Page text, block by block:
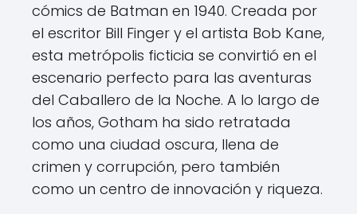
cómics de Batman en 1940. Creada por
el escritor Bill Finger y el artista Bob Kane,
esta metrópolis ficticia se convirtió en el
escenario perfecto para las aventuras
del Caballero de la Noche. A lo largo de
los años, Gotham ha sido retratada
como una ciudad oscura, llena de
crimen y corrupción, pero también
como un centro de innovación y riqueza.